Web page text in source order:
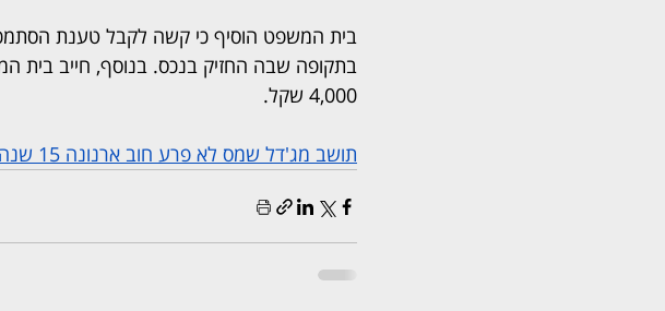
בית המשפט הוסיף כי קשה לקבל טענת
בתקופה שבה החזיק בנכס. בנוסף, חייב
4,000 שקל.
תושב מג'דל שמס לא פרע חוב ארנונה 15 שנה - האם חלה על החוב התיישנות?